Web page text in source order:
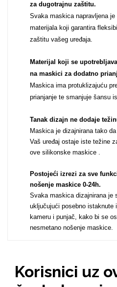
za dugotrajnu zaštitu.
Svaka maskica napravljena
materijala koji garantira
zaštitu vašeg uređaja.
Materijal koji se
na maskici za dodatno
Maskica ima protuklizajuću
prianjanje te smanjuje šansu
Tanak dizajn ne dodaje
Maskica je dizajnirana tako
Vaš uređaj ostaje iste težine
ove silikonske maskice .
Postojeći izrezi za sve
nošenje maskice 0-24h.
Svaka maskica dizajnirana je
uključujući posebno
kameru i punjač, kako bi se
nesmetano nošenje maskice.
Korisnici uz
Monogrami
Za njega